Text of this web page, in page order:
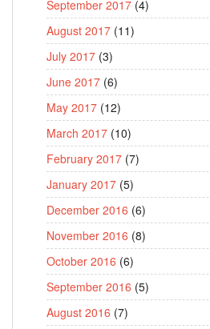
September 2017 (4)
August 2017 (11)
July 2017 (3)
June 2017 (6)
May 2017 (12)
March 2017 (10)
February 2017 (7)
January 2017 (5)
December 2016 (6)
November 2016 (8)
October 2016 (6)
September 2016 (5)
August 2016 (7)